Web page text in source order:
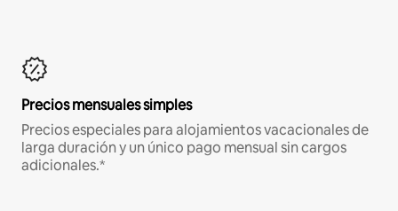
Precios mensuales simples
Precios especiales para alojamientos vacacionales de
larga duración y un único pago mensual sin cargos
adicionales.*